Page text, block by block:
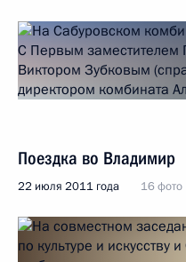
Поездка во Владимир
22 июля 2011 года 16 фото